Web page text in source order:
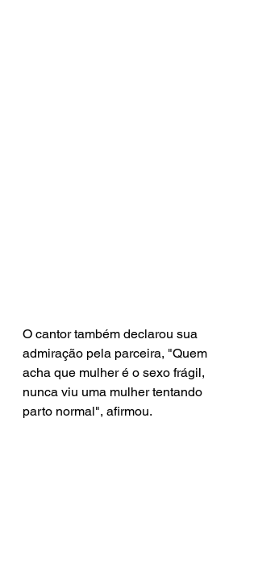
O cantor também declarou sua
admiração pela parceira, "Quem
acha que mulher é o sexo frágil,
nunca viu uma mulher tentando
parto normal", afirmou.